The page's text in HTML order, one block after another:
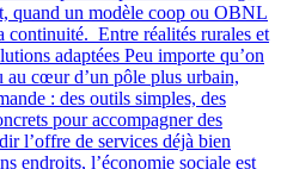
quand un modèle coop ou OBNL
continuité. Entre réalités rurales et
adaptées Peu importe qu’on
au cœur d’un pôle plus urbain,
: des outils simples, des
pour accompagner des
l’offre de services déjà bien
endroits, l’économie sociale est